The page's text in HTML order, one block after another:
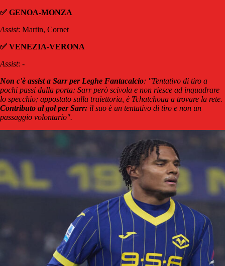
✅ GENOA-MONZA
Assist: Martin, Cornet
✅ VENEZIA-VERONA
Assist: -
Non c'è assist a Sarr per Leghe Fantacalcio: "Tentativo di tiro a
pochi passi dalla porta: Sarr però scivola e non riesce ad inquadrare
lo specchio; appostato sulla traiettoria, è Tchatchoua a trovare la rete.
Contributo al gol per Sarr: il suo è un tentativo di tiro e non un
passaggio volontario".